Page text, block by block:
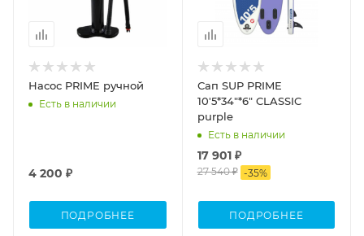
Насос PRIME ручной
Есть в наличии
4 200 ₽
ПОДРОБНЕЕ
Сап SUP PRIME
10'5*34"*6" CLASSIC
purple
Есть в наличии
17 901 ₽
27 540 ₽ -35%
ПОДРОБНЕЕ